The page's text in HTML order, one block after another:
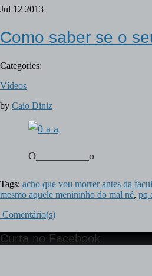
Jul 12 2013
Como saber se o
Categories:
Vídeos
by Caio Diniz
O__________o
Tags: acho que vou morrer antes da
mesmo aquele menininho do mal né, pq
Comentário(s)
Curta no Facebook